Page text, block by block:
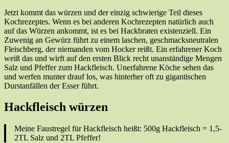
Jetzt kommt das würzen und der einzig schwierige Teil dieses
Kochrezeptes. Wenn es bei anderen Kochrezepten natürlich auch
auf das Würzen ankommt, ist es bei Hackbraten existenziell. Ein
Zuwenig an Gewürz führt zu einem laschen, geschmacksneutralen
Fleischberg, der niemanden vom Hocker reißt. Ein erfahrener Koch
weiß das und wirft auf den ersten Blick recht unanständige Mengen
Salz und Pfeffer zum Hackfleisch. Unerfahrene Köche sehen das
und werfen munter drauf los, was hinterher oft zu gigantischen
Durstanfällen der Esser führt.
Hackfleisch würzen
Meine Faustregel für Hackfleisch heißt: 500g Hackfleisch = 1,5-
2TL Salz und 2TL Pfeffer!